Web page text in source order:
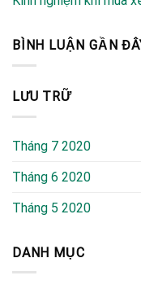
BÌNH LUẬN GẦN
LƯU TRỮ
Tháng 7 2020
Tháng 6 2020
Tháng 5 2020
DANH MỤC